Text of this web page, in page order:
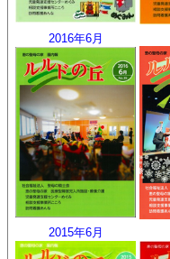
2016年6月
2015年6月